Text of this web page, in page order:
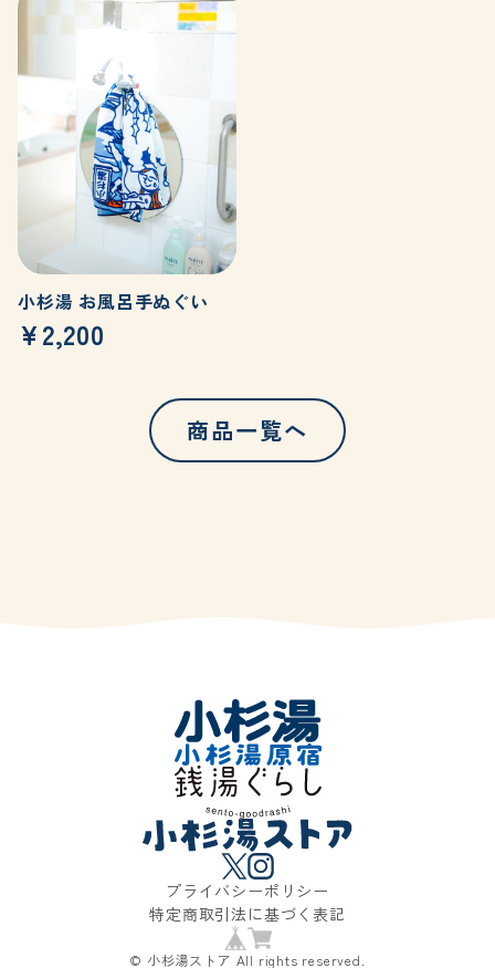
小杉湯 お風呂手ぬぐい
¥2,200
商品一覧へ
プライバシーポリシー
特定商取引法に基づく表記
© 小杉湯ストア All rights reserved.